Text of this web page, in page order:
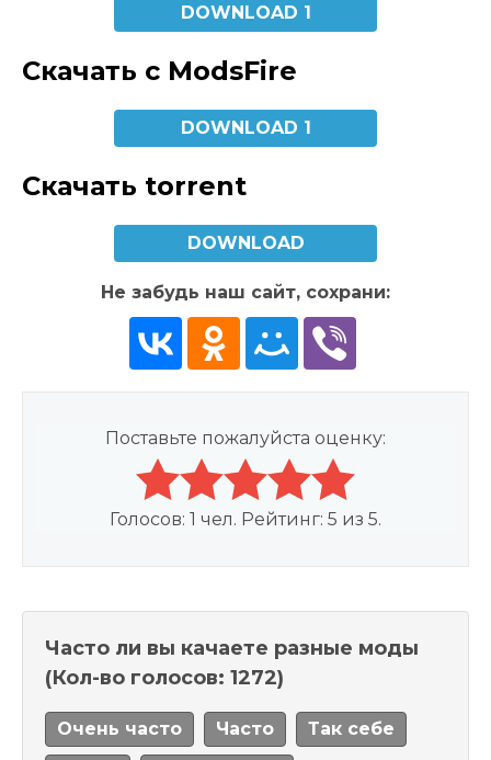
DOWNLOAD 1
Скачать с ModsFire
DOWNLOAD 1
Скачать torrent
DOWNLOAD
Не забудь наш сайт, сохрани:
Поставьте пожалуйста оценку:
Голосов: 1 чел. Рейтинг: 5 из 5.
Часто ли вы качаете разные моды
(Кол-во голосов: 1272)
Очень часто Часто Так себе